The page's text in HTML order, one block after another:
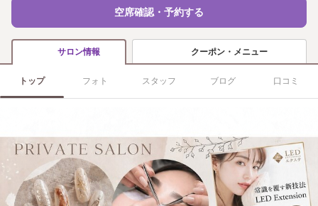
空席確認・予約する
サロン情報 クーポン・メニュー
トップ フォト スタッフ ブログ 口コミ